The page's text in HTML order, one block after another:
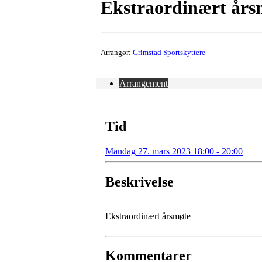
Ekstraordinært
Arrangør: Grimstad Sportskyttere
Arrangement
Tid
Mandag 27. mars 2023 18:00 - 20:00
Beskrivelse
Ekstraordinært årsmøte
Kommentarer